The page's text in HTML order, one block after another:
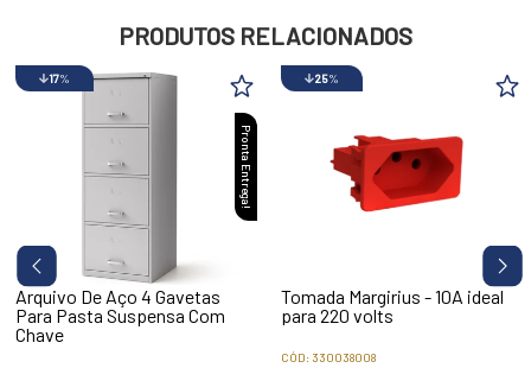
PRODUTOS RELACIONADOS
17%
Arquivo De Aço 4 Gavetas
Para Pasta Suspensa Com
Chave
Pronta Entrega!
25%
Tomada Margirius - 10A ideal
para 220 volts
CÓD: 330038008